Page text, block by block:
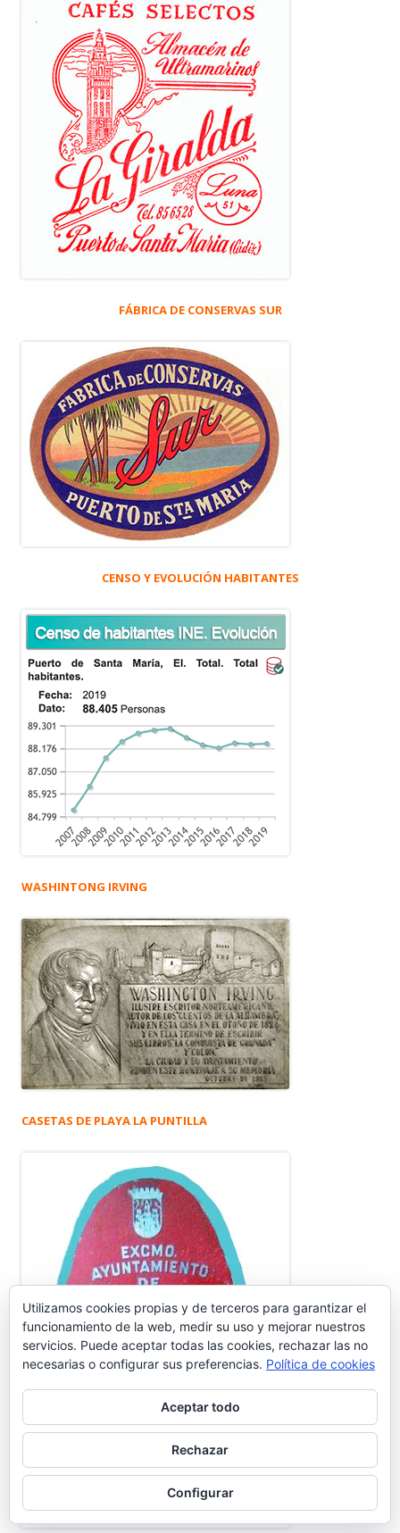
FÁBRICA DE CONSERVAS SUR
CENSO Y EVOLUCIÓN HABITANTES
WASHINTONG IRVING
CASETAS DE PLAYA LA PUNTILLA
Utilizamos cookies propias y de terceros para garantizar el
funcionamiento de la web, medir su uso y mejorar nuestros
servicios. Puede aceptar todas las cookies, rechazar las no
necesarias o configurar sus preferencias. Política de cookies
Aceptar todo
Rechazar
Configurar